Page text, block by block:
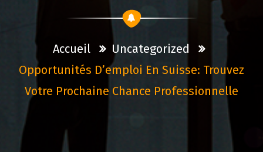
Accueil
Uncategorized
Opportunités D’emploi En Suisse: Trouvez
Votre Prochaine Chance Professionnelle